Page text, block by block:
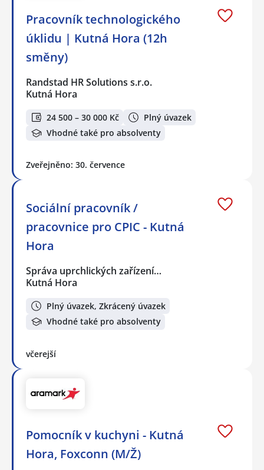
Pracovník technologického
úklidu | Kutná Hora (12h
směny)
Randstad HR Solutions s.r.o.
Kutná Hora
24 500 – 30 000 Kč
Plný úvazek
Vhodné také pro absolventy
Zveřejněno: 30. července
Sociální pracovník /
pracovnice pro CPIC - Kutná
Hora
Správa uprchlických zařízení…
Kutná Hora
Plný úvazek, Zkrácený úvazek
Vhodné také pro absolventy
včerejší
Pomocník v kuchyni - Kutná
Hora, Foxconn (M/Ž)